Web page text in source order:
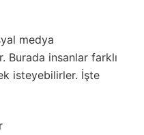
medya
Burada insanlar farklı
isteyebilirler. İşte